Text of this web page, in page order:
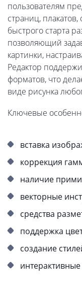
пользователям
страниц, плакатов,
быстрого старта
позволяющий
картинки,
Редактор
форматов, что
виде рисунка
Ключевые
вставка
коррекция
наличие
векторные
средства
поддержка
создание